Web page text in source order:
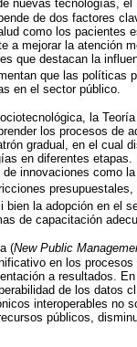
nuevas tecnologías,
de dos factores
como los pacientes
a mejorar la atención
que destacan la
que las políticas
en el sector público.
la
los procesos de
gradual, en el cual
en diferentes
de innovaciones como
bien la adopción en el
de capacitación
(New Public
en los
a resultados.
de los datos
interoperables no
públicos,